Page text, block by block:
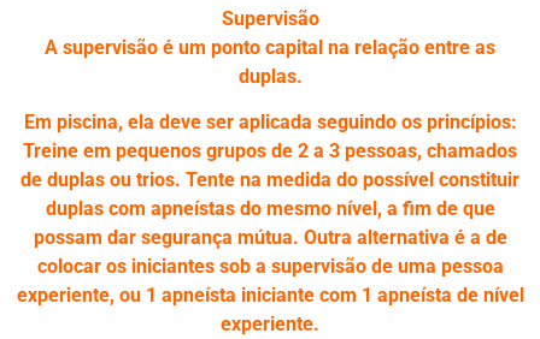
Supervisão
A supervisão é um ponto capital na relação entre as
duplas.
Em piscina, ela deve ser aplicada seguindo os princípios:
Treine em pequenos grupos de 2 a 3 pessoas, chamados
de duplas ou trios. Tente na medida do possível constituir
duplas com apneístas do mesmo nível, a fim de que
possam dar segurança mútua. Outra alternativa é a de
colocar os iniciantes sob a supervisão de uma pessoa
experiente, ou 1 apneísta iniciante com 1 apneísta de nível
experiente.